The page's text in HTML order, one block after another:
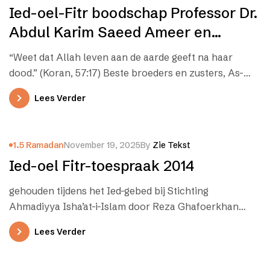
Ied-oel-Fitr boodschap Professor Dr.
Abdul Karim Saeed Ameer en
President
“Weet dat Allah leven aan de aarde geeft na haar
dood.” (Koran, 57:17) Beste broeders en zusters, As-
salaamoe `alaikoem wa rahmatoellaahi…
Lees Verder
1.5 RamadanNovember 19, 2025By Zie Tekst
Ied-oel Fitr-toespraak 2014
gehouden tijdens het Ied-gebed bij Stichting
Ahmadiyya Isha’at-i-Islam door Reza Ghafoerkhan
Nadat moslims en moslima’s over de hele wereld de…
Lees Verder